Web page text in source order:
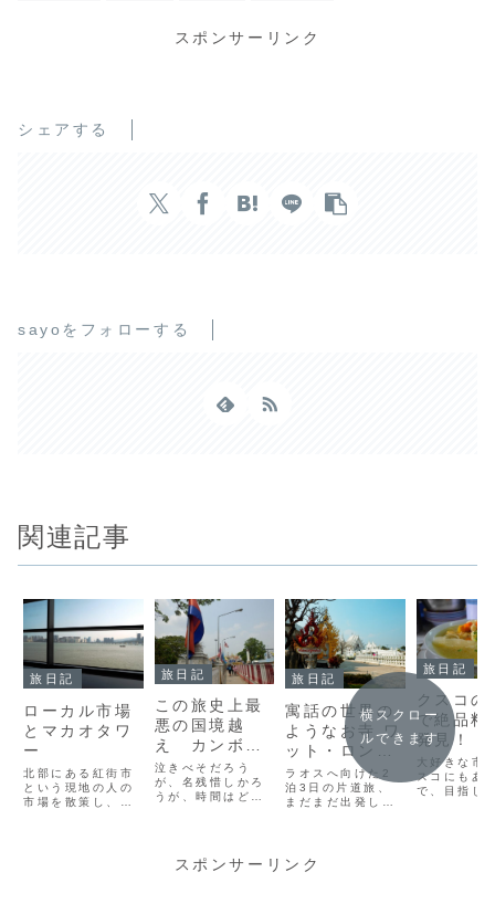
スポンサーリンク
シェアする
sayoをフォローする
関連記事
旅日記
ローカル市場
とマカオタワ
ー
北部にある紅街市
という現地の人の
市場を散策し、バ
旅日記
この旅史上最
悪の国境越
え カンボジ
アからタイ
泣きべそだろう
が、名残惜しかろ
うが、時間はどん
んの他に、もうひ
旅日記
寓話の世界の
ようなお寺 ワ
ット・ロンク
ン
ラオスへ向けた2
泊3日の片道旅、
まだまだ出発した
は、まるで寓話の
世界のような場所
旅日記
クスコの
で絶品料
発見！
大好きな市
スコにもあ
で、目指し
横スクロー
ルできます
スポンサーリンク